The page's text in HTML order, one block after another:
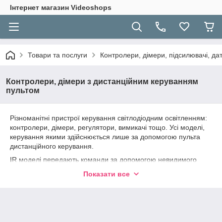
Інтернет магазин Videoshops
Товари та послуги Контролери, дімери, підсилювачі,
Контролери, дімери з дистанційним керуванням
пультом
Різноманітні пристрої керування світлодіодним освітленням:
контролери, дімери, регулятори, вимикачі тощо. Усі моделі,
керування якими здійснюється лише за допомогою пульта
дистанційного керування.
IR моделі передають команди за допомогою невидимого
зоні прямої видимості та пульт потрібно направляти у бік
Показати все